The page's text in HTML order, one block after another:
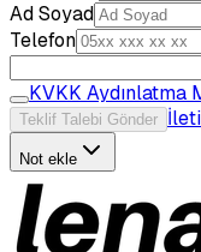
Ad Soyad
Telefon
KVKK Aydınlatma
Teklif Talebi Gönder
Not ekle